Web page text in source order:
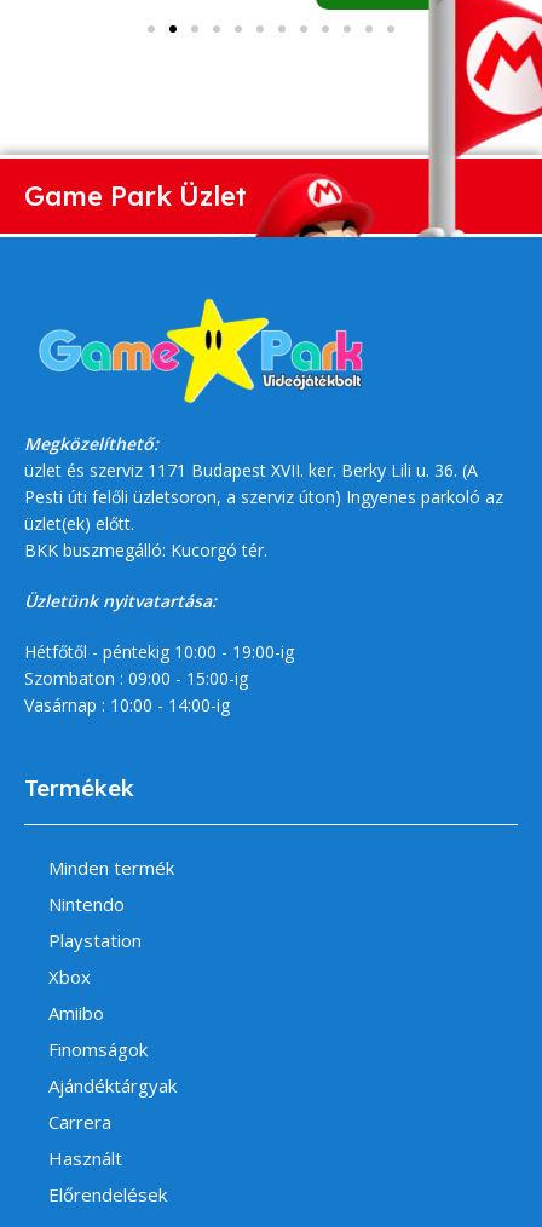
Game Park Üzlet
Megközelíthető:
üzlet és szerviz 1171 Budapest XVII. ker. Berky Lili u. 36. (A
Pesti úti felőli üzletsoron, a szerviz úton) Ingyenes parkoló az
üzlet(ek) előtt.
BKK buszmegálló: Kucorgó tér.
Üzletünk nyitvatartása:
Hétfőtől - péntekig 10:00 - 19:00-ig
Szombaton : 09:00 - 15:00-ig
Vasárnap : 10:00 - 14:00-ig
Termékek
Minden termék
Nintendo
Playstation
Xbox
Amiibo
Finomságok
Ajándéktárgyak
Carrera
Használt
Előrendelések